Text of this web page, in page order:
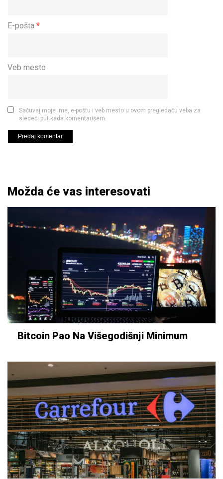
E-pošta *
Veb mesto
Sačuvaj moje ime, e-poštu i veb mesto u ovom pregledaču veba za
sledeći put kada komentarišem.
Možda će vas interesovati
Bitcoin Pao Na Višegodišnji Minimum